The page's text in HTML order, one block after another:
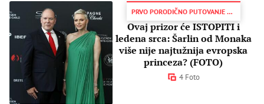
PRVO PORODIČNO PUTOVANJE NAKON DUŽEG VREMENA
Ovaj prizor će ISTOPITI i
ledena srca: Šarlin od Monaka
više nije najtužnija evropska
princeza? (FOTO)
4 Foto